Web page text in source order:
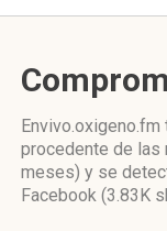
Envivo.oxigeno.fm
procedente de
meses) y se
Facebook (3.83K